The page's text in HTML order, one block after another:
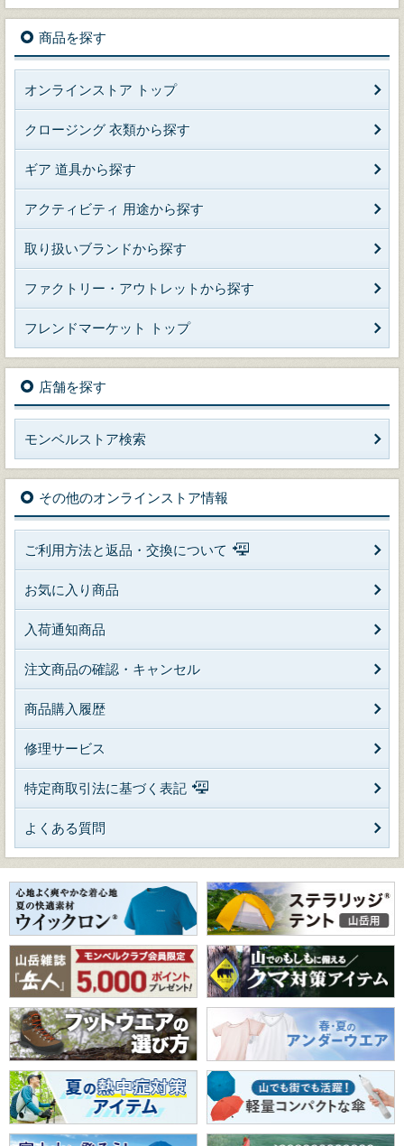
商品を探す
オンラインストア トップ
クロージング 衣類から探す
ギア 道具から探す
アクティビティ 用途から探す
取り扱いブランドから探す
ファクトリー・アウトレットから探す
フレンドマーケット トップ
店舗を探す
モンベルストア検索
その他のオンラインストア情報
ご利用方法と返品・交換について
お気に入り商品
入荷通知商品
注文商品の確認・キャンセル
商品購入履歴
修理サービス
特定商取引法に基づく表記
よくある質問